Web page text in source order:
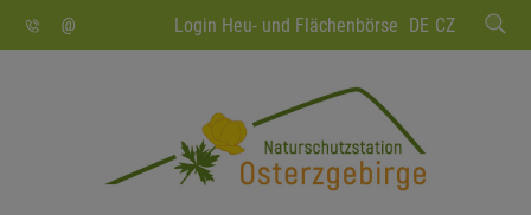
Login Heu- und Flächenbörse DE CZ